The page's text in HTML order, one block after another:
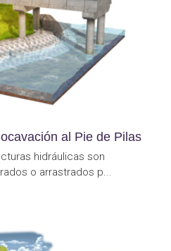
al Pie de Pilas
hidráulicas son
o arrastrados p...